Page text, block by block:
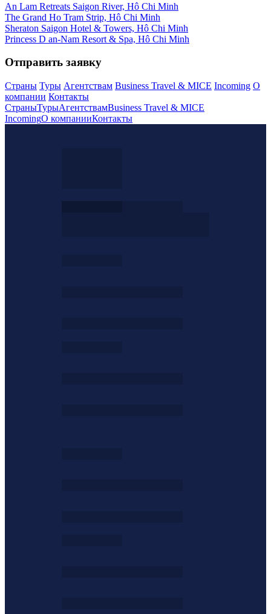
An Lam Retreats Saigon River, Нô Chi Minh
The Grand Ho Tram Strip, Нô Chi Minh
Sheraton Saigon Hotel & Towers, Нô Chi Minh
Princess D an-Nam Resort & Spa, Нô Chi Minh
Отправить заявку
Страны Туры Агентствам Business Travel & MICE Incoming О
компании Контакты
СтраныТурыАгентствамBusiness Travel & MICE
IncomingО компанииКонтакты